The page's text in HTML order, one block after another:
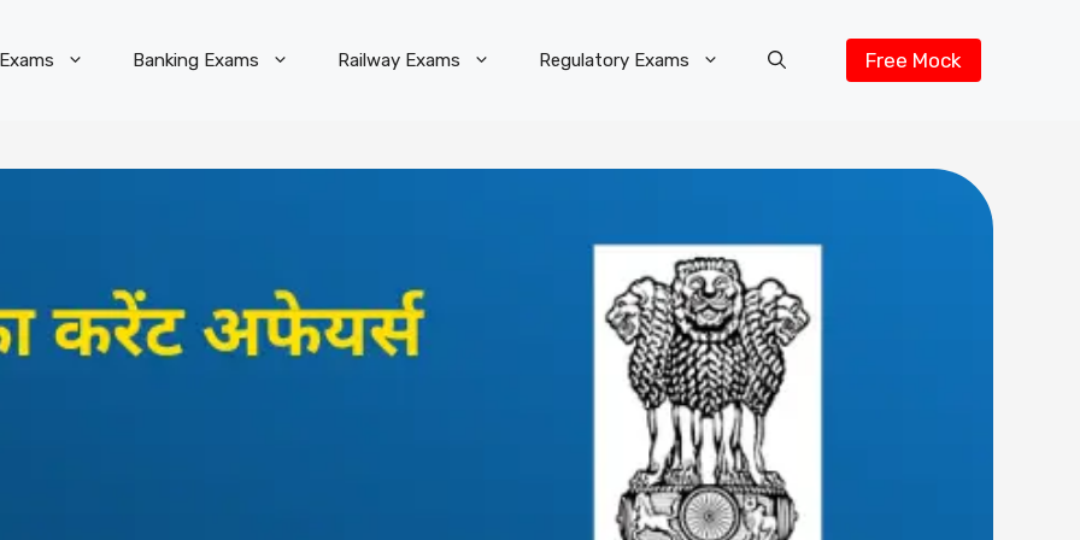
Banking Exams Railway Exams Regulatory Exams Free Mock